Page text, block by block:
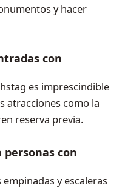
y hacer
con
es imprescindible
atracciones como la
reserva previa.
personas con
y escaleras